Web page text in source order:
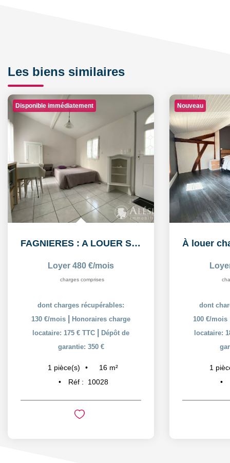
Les biens similaires
Disponible immédiatement
FAGNIERES : A LOUER STUDIO MEUBLÉ
Loyer 480 €/mois
charges comprises
dont charges récupérables:
130 €/mois
Honoraires charge
locataire: 175 € TTC
Dépôt de
garantie: 350 €
1 pièce(s) 16 m²
Réf :
10028
Nouveau
dont
100 €/mois
locataire:
1